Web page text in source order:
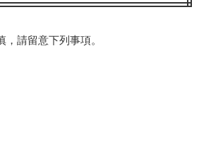
請留意下列事項。